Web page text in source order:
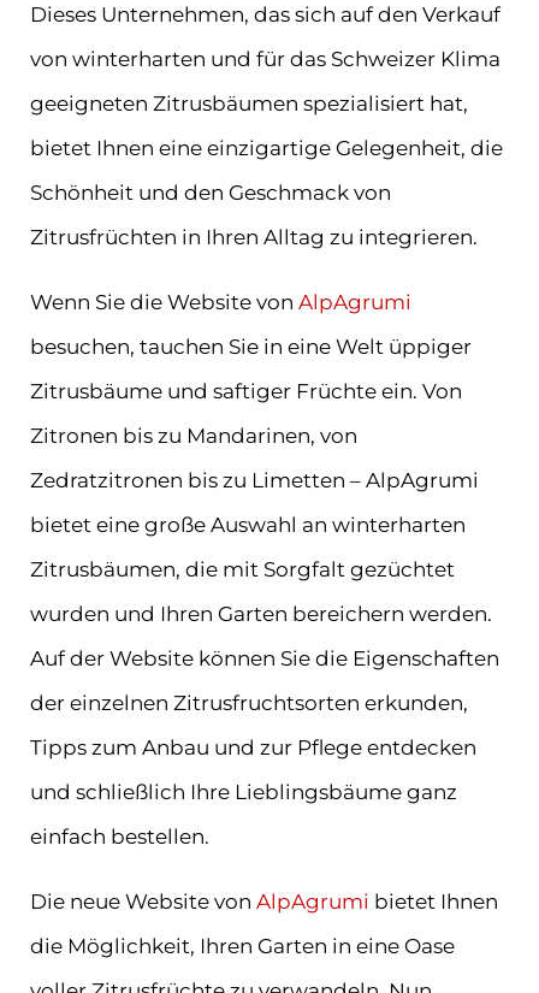
Dieses Unternehmen, das sich auf den Verkauf
von winterharten und für das Schweizer Klima
geeigneten Zitrusbäumen spezialisiert hat,
bietet Ihnen eine einzigartige Gelegenheit, die
Schönheit und den Geschmack von
Zitrusfrüchten in Ihren Alltag zu integrieren.
Wenn Sie die Website von AlpAgrumi
besuchen, tauchen Sie in eine Welt üppiger
Zitrusbäume und saftiger Früchte ein. Von
Zitronen bis zu Mandarinen, von
Zedratzitronen bis zu Limetten – AlpAgrumi
bietet eine große Auswahl an winterharten
Zitrusbäumen, die mit Sorgfalt gezüchtet
wurden und Ihren Garten bereichern werden.
Auf der Website können Sie die Eigenschaften
der einzelnen Zitrusfruchtsorten erkunden,
Tipps zum Anbau und zur Pflege entdecken
und schließlich Ihre Lieblingsbäume ganz
einfach bestellen.
Die neue Website von AlpAgrumi bietet Ihnen
die Möglichkeit, Ihren Garten in eine Oase